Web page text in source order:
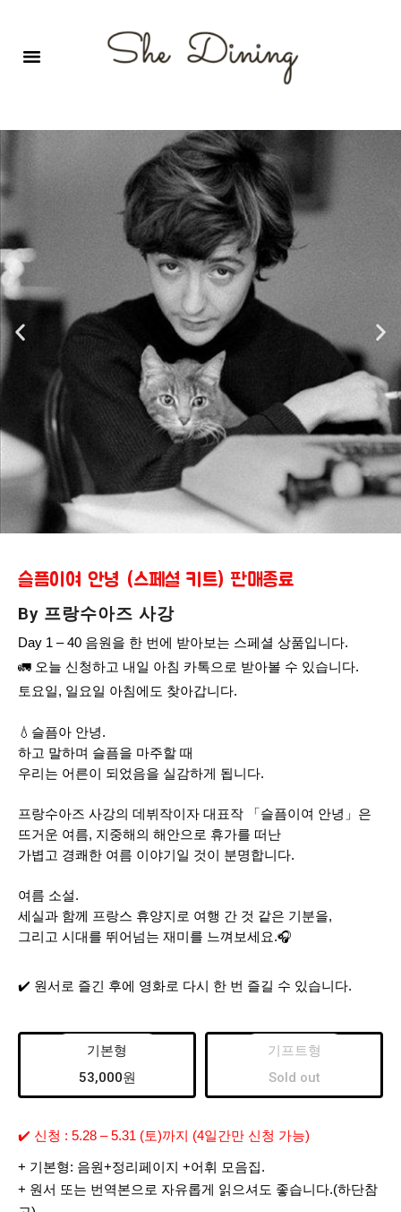
슬픔이여 안녕 (스페셜 키트) 판매종료
By 프랑수아즈 사강
Day 1 – 40 음원을 한 번에 받아보는 스페셜 상품입니다.
🚛 오늘 신청하고 내일 아침 카톡으로 받아볼 수 있습니다.
토요일, 일요일 아침에도 찾아갑니다.
💧슬픔아 안녕.
하고 말하며 슬픔을 마주할 때
우리는 어른이 되었음을 실감하게 됩니다.
프랑수아즈 사강의 데뷔작이자 대표작 「슬픔이여 안녕」은
뜨거운 여름, 지중해의 해안으로 휴가를 떠난
가볍고 경쾌한 여름 이야기일 것이 분명합니다.
여름 소설.
세실과 함께 프랑스 휴양지로 여행 간 것 같은 기분을,
그리고 시대를 뛰어넘는 재미를 느껴보세요.🎧
✔️ 원서로 즐긴 후에 영화로 다시 한 번 즐길 수 있습니다.
기본형
53,000원
기프트형
Sold out
✔️ 신청 : 5.28 – 5.31 (토)까지 (4일간만 신청 가능)
+ 기본형: 음원+정리페이지 +어휘 모음집.
+ 원서 또는 번역본으로 자유롭게 읽으셔도 좋습니다.(하단참